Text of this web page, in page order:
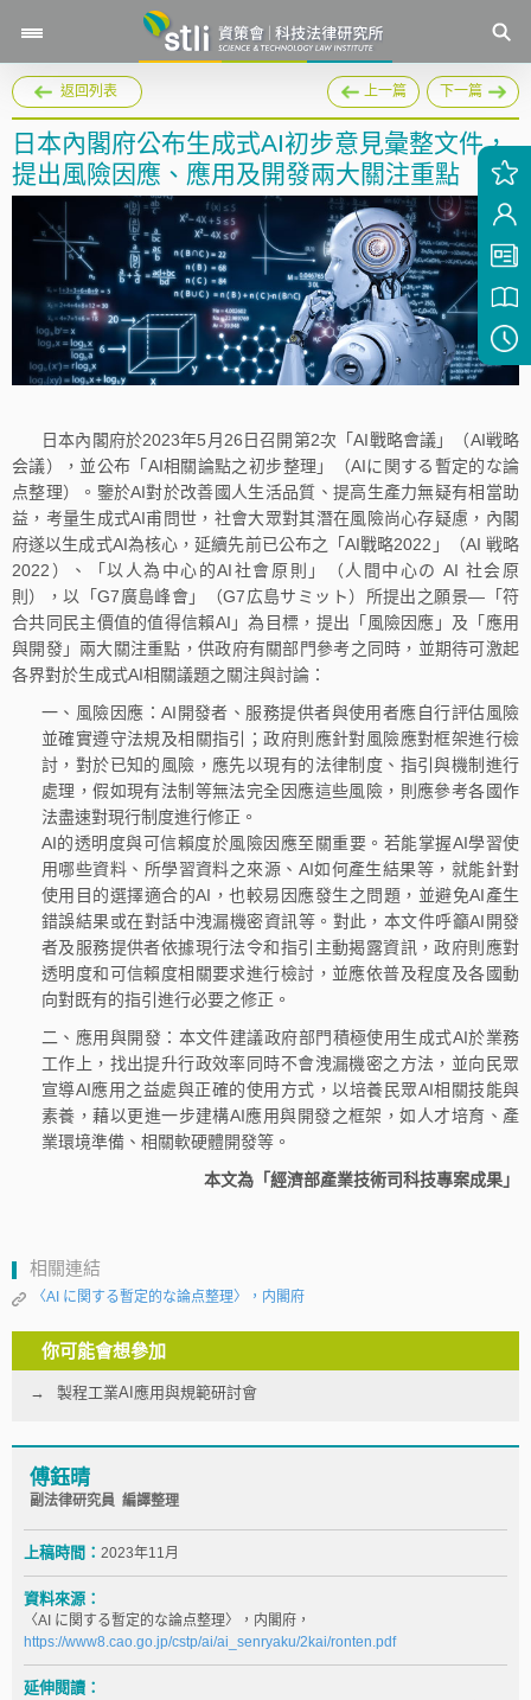
返回列表 上一篇 下一篇
日本內閣府公布生成式AI初步意見彙整文件，
提出風險因應、應用及開發兩大關注重點
日本內閣府於2023年5月26日召開第2次「AI戰略會議」（AI戦略
会議），並公布「AI相關論點之初步整理」（AIに関する暫定的な論
点整理）。鑒於AI對於改善國人生活品質、提高生產力無疑有相當助
益，考量生成式AI甫問世，社會大眾對其潛在風險尚心存疑慮，內閣
府遂以生成式AI為核心，延續先前已公布之「AI戰略2022」（AI 戦略
2022）、「以人為中心的AI社會原則」（人間中心の AI 社会原
則），以「G7廣島峰會」（G7広島サミット）所提出之願景—「符
合共同民主價值的值得信賴AI」為目標，提出「風險因應」及「應用
與開發」兩大關注重點，供政府有關部門參考之同時，並期待可激起
各界對於生成式AI相關議題之關注與討論：
一、風險因應：AI開發者、服務提供者與使用者應自行評估風險
並確實遵守法規及相關指引；政府則應針對風險應對框架進行檢
討，對於已知的風險，應先以現有的法律制度、指引與機制進行
處理，假如現有法制等無法完全因應這些風險，則應參考各國作
法盡速對現行制度進行修正。
AI的透明度與可信賴度於風險因應至關重要。若能掌握AI學習使
用哪些資料、所學習資料之來源、AI如何產生結果等，就能針對
使用目的選擇適合的AI，也較易因應發生之問題，並避免AI產生
錯誤結果或在對話中洩漏機密資訊等。對此，本文件呼籲AI開發
者及服務提供者依據現行法令和指引主動揭露資訊，政府則應對
透明度和可信賴度相關要求進行檢討，並應依普及程度及各國動
向對既有的指引進行必要之修正。
二、應用與開發：本文件建議政府部門積極使用生成式AI於業務
工作上，找出提升行政效率同時不會洩漏機密之方法，並向民眾
宣導AI應用之益處與正確的使用方式，以培養民眾AI相關技能與
素養，藉以更進一步建構AI應用與開發之框架，如人才培育、產
業環境準備、相關軟硬體開發等。
本文為「經濟部產業技術司科技專案成果」
相關連結
〈AI に関する暫定的な論点整理〉，内閣府
你可能會想參加
製程工業AI應用與規範研討會
傅鈺晴
副法律研究員 編譯整理
上稿時間： 2023年11月
資料來源：
〈AI に関する暫定的な論点整理〉，内閣府，
https://www8.cao.go.jp/cstp/ai/ai_senryaku/2kai/ronten.pdf
延伸閱讀：